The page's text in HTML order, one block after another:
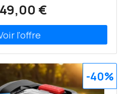
Il peut percevoir des
de nuages de points pour la
d'obstacles et d'autres
facile et rapide sans fil et
Contrôlez à distance le
des limites virtuelles. Il
transparente son
€
-40%